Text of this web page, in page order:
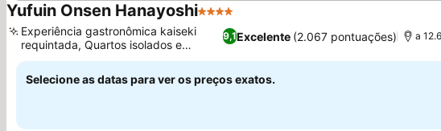
Yufuin Onsen Hanayoshi4 Estrelas
9,1Excelente (2.067 pontuações)
Experiência gastronômica kaiseki
requintada, Quartos isolados e
independentes
a
Selecione as datas para ver os preços exatos.